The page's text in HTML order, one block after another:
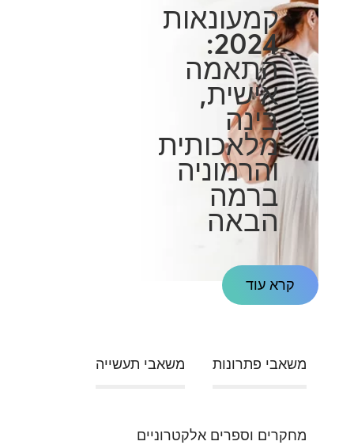
קמעונאות
2024:
התאמה
אישית,
בינה
מלאכותית
והרמוניה
ברמה
הבאה
קרא עוד
משאבי פתרונות משאבי תעשייה
מחקרים וספרים אלקטרוניים